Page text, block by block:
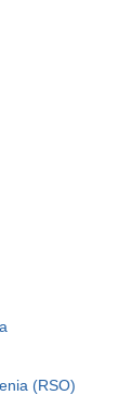
(RSO)